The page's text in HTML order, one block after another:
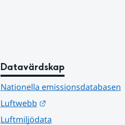
Datavärdskap
Nationella emissionsdatabasen
Luftwebb
Länk till annan
Luftmiljödata